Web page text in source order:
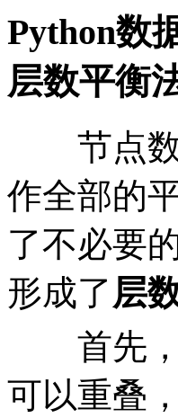
Python数
层数平衡
节点数
作全部的
了不必要
形成了 层
首先，
可以重叠